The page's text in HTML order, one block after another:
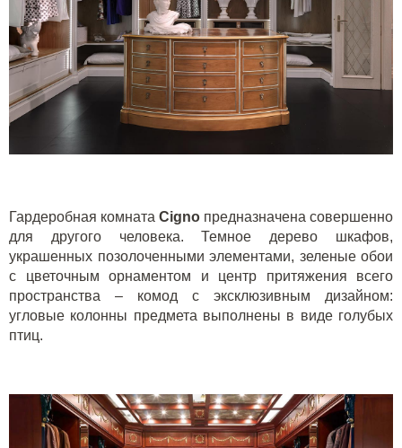
Гардеробная комната Cigno предназначена совершенно
для другого человека. Темное дерево шкафов,
украшенных позолоченными элементами, зеленые обои
с цветочным орнаментом и центр притяжения всего
пространства – комод с эксклюзивным дизайном:
угловые колонны предмета выполнены в виде голубых
птиц.